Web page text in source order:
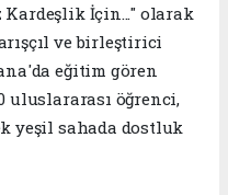
Kardeşlik İçin..." olarak
ve birleştirici
eğitim gören
uluslararası öğrenci,
yeşil sahada dostluk